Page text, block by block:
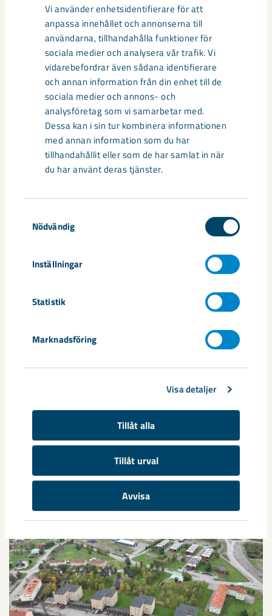
Vi använder enhetsidentifierare för att
anpassa innehållet och annonserna till
användarna, tillhandahålla funktioner för
sociala medier och analysera vår trafik. Vi
vidarebefordrar även sådana identifierare
och annan information från din enhet till de
sociala medier och annons- och
analysföretag som vi samarbetar med.
Dessa kan i sin tur kombinera informationen
med annan information som du har
tillhandahållit eller som de har samlat in när
du har använt deras tjänster.
Nödvändig
Inställningar
Statistik
Marknadsföring
Visa detaljer
Tillåt alla
Tillåt urval
Avvisa
Pressinbjudan 8 september: LKAB flyttar hus i Ki
Dela
Taggar
husflytt Kiruna samhällsomvandling
Relaterat innehåll